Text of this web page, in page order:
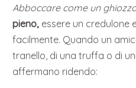
Abboccare come un
pieno, essere un credulone
facilmente. Quando un
tranello, di una truffa o di
affermano ridendo: